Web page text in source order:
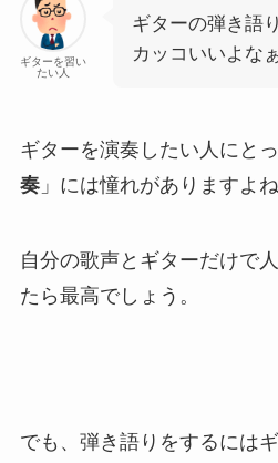
ギターを習い
たい人
ギターの弾き語
カッコいいよ
ギターを演奏したい人にと
奏」には憧れがありますよね
自分の歌声とギターだけで
たら最高でしょう。
でも、弾き語りをするには